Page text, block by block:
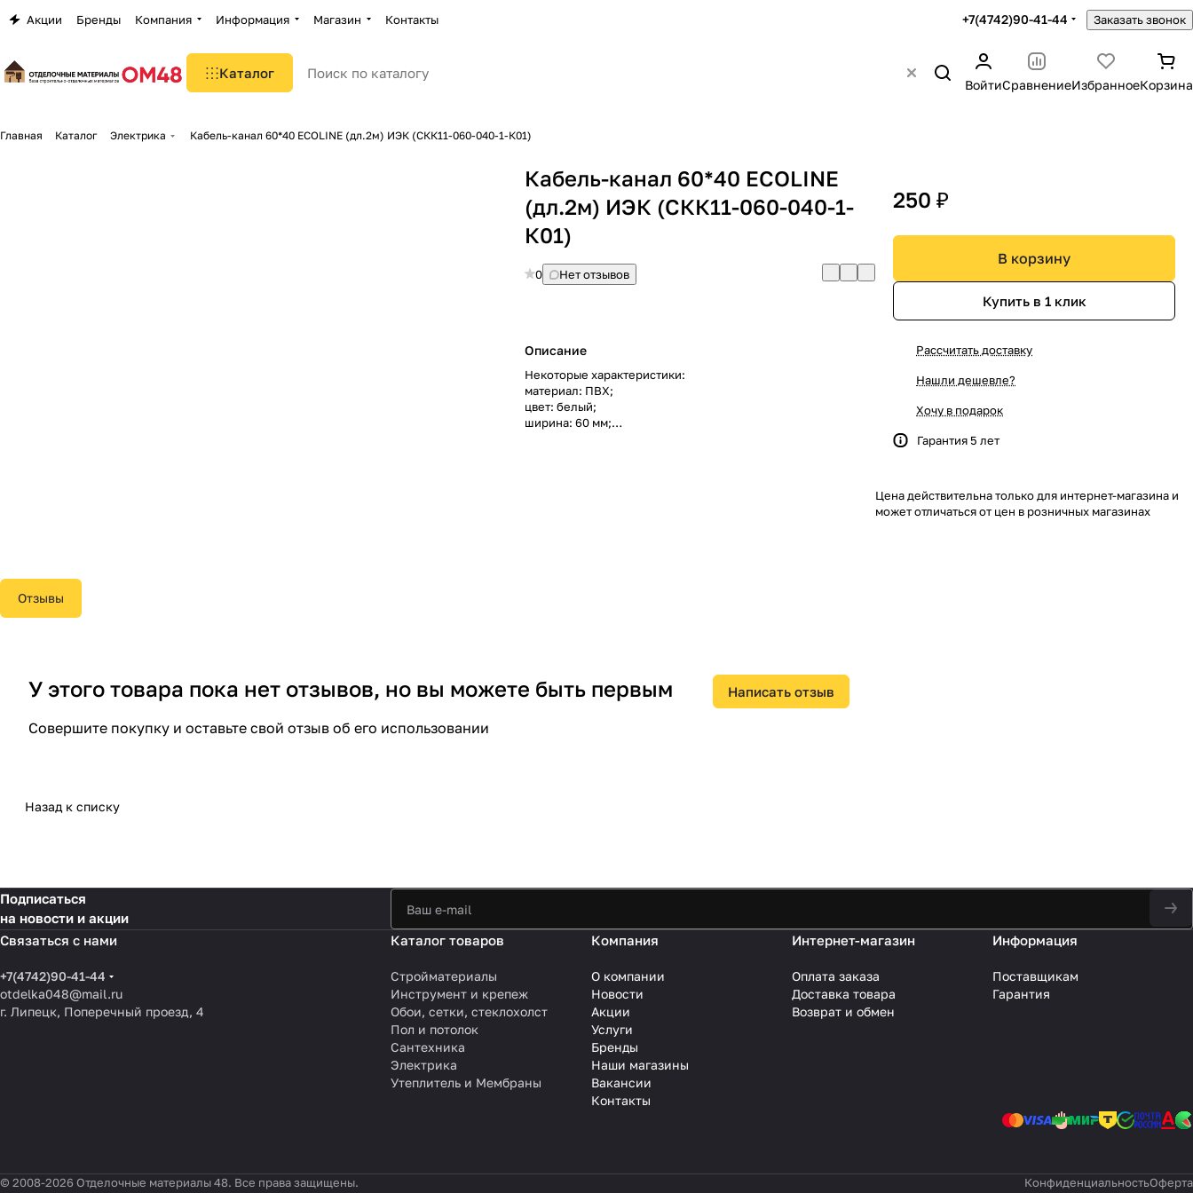
Акции Бренды Компания Информация Магазин Контакты +7(4742)90-41-44 Заказать звонок
Каталог
ВойтиСравнениеИзбранноеКорзина
Главная Каталог Электрика Кабель-канал 60*40 ECOLINE (дл.2м) ИЭК (СКК11-060-040-1-К01)
Кабель-канал 60*40 ECOLINE
(дл.2м) ИЭК (СКК11-060-040-1-
К01)
0 Нет отзывов
Описание
Некоторые характеристики:
материал: ПВХ;
цвет: белый;
ширина: 60 мм;
250 ₽
В корзину
Купить в 1 клик
Рассчитать доставку
Нашли дешевле?
Хочу в подарок
Гарантия 5 лет
Цена действительна только для интернет-магазина и
может отличаться от цен в розничных магазинах
Отзывы
У этого товара пока нет отзывов, но вы можете быть первым
Совершите покупку и оставьте свой отзыв об его использовании
Написать отзыв
Назад к списку
Подписаться
на новости и акции
Связаться с нами
+7(4742)90-41-44
otdelka048@mail.ru
г. Липецк, Поперечный проезд, 4
Каталог товаров
Стройматериалы
Инструмент и крепеж
Обои, сетки, стеклохолст
Пол и потолок
Сантехника
Электрика
Утеплитель и Мембраны
Компания
О компании
Новости
Акции
Услуги
Бренды
Наши магазины
Вакансии
Контакты
Интернет-магазин
Оплата заказа
Доставка товара
Возврат и обмен
Информация
Поставщикам
Гарантия
© 2008-2026 Отделочные материалы 48. Все права защищены. КонфиденциальностьОферта